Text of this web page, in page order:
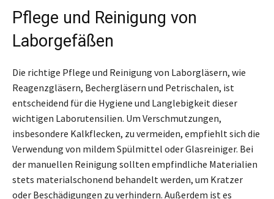
Pflege und Reinigung von
Laborgefäßen
Die richtige Pflege und Reinigung von Laborgläsern, wie
Reagenzgläsern, Bechergläsern und Petrischalen, ist
entscheidend für die Hygiene und Langlebigkeit dieser
wichtigen Laborutensilien. Um Verschmutzungen,
insbesondere Kalkflecken, zu vermeiden, empfiehlt sich die
Verwendung von mildem Spülmittel oder Glasreiniger. Bei
der manuellen Reinigung sollten empfindliche Materialien
stets materialschonend behandelt werden, um Kratzer
oder Beschädigungen zu verhindern. Außerdem ist es